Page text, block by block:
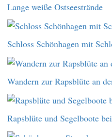
Lange weiße Ostseestrände
Schloss Schönhagen mit
Wandern zur Rapsblüte an
Rapsblüte und Segelboote